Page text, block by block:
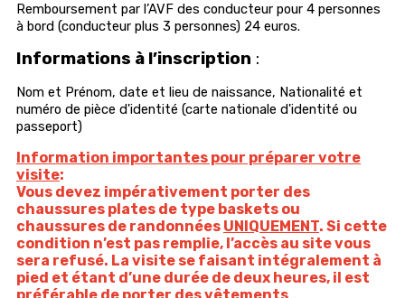
Remboursement par l’AVF des conducteur pour 4 personnes
à bord (conducteur plus 3 personnes) 24 euros.
Informations à l’inscription :
Nom et Prénom, date et lieu de naissance, Nationalité et
numéro de pièce d'identité (carte nationale d'identité ou
passeport)
Information importantes pour préparer votre
visite:
Vous devez impérativement porter des
chaussures plates de type baskets ou
chaussures de randonnées UNIQUEMENT. Si cette
condition n’est pas remplie, l’accès au site vous
sera refusé. La visite se faisant intégralement à
pied et étant d’une durée de deux heures, il est